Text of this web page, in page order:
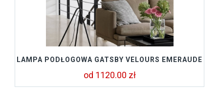
LAMPA PODŁOGOWA GATSBY VELOURS EMERAUDE
od 1120.00 zł